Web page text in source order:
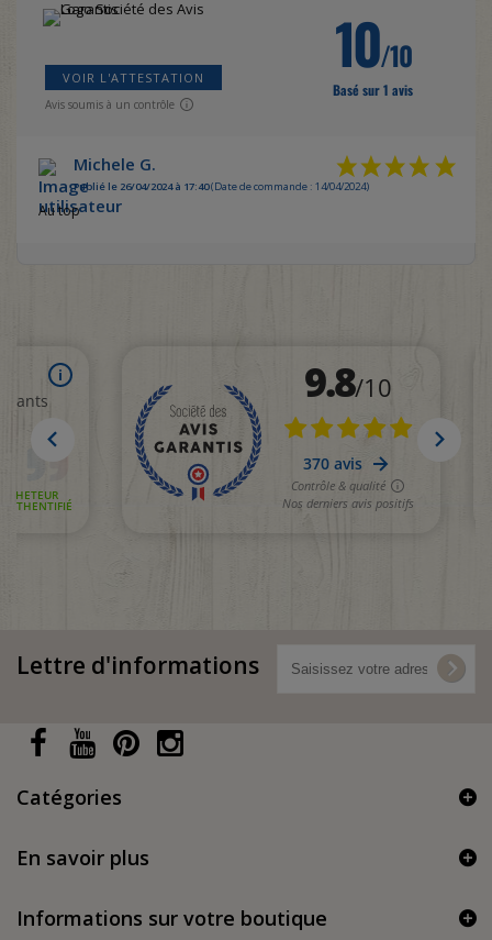
VOIR L'ATTESTATION
Avis soumis à un contrôle
10/10
Basé sur 1 avis
Michele G.
Publié le 26/04/2024 à 17:40(Date de commande : 14/04/2024)
Au top
Lettre d'informations
Catégories
En savoir plus
Informations sur votre boutique